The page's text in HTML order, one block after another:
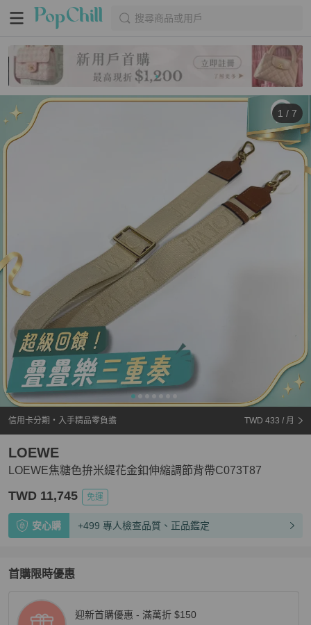
搜尋商品或用戶
1 / 7
信用卡分期・入手精品零負擔 TWD 433 / 月
LOEWE焦糖色拚米緹花金釦伸縮調節背帶C073T87
LOEWE
TWD 11,745 免運
安心購 +499 專人檢查品質、正品鑑定
首購限時優惠
迎新首購優惠 - 滿萬折 $150